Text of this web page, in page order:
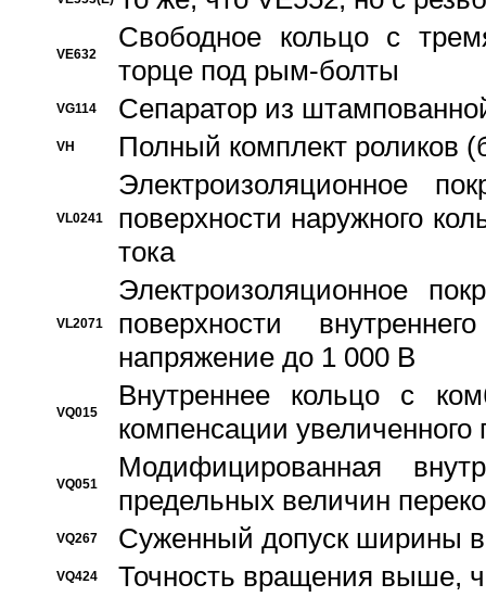
VE632
Свободное кольцо с
торце под рым-болты
VG114 Сепаратор из
VH Полный комплект роликов
VL0241
Электроизоляционное
поверхности наружного
тока
VL2071
Электроизоляционное
поверхности
напряжение до 1 000 В
VQ015
Bнутреннее кольцо с
компенсации увеличенного
VQ051
Модифицированная
предельных величин
VQ267 Суженный допуск ширины
VQ424 Точность вращения выше,